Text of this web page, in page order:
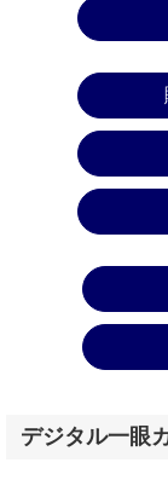
デジタル一眼